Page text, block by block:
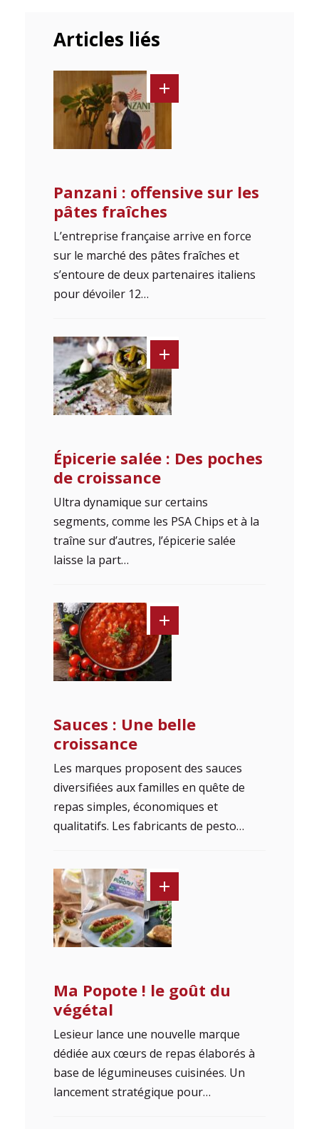
Articles liés
Panzani : offensive sur les
pâtes fraîches
L’entreprise française arrive en force
sur le marché des pâtes fraîches et
s’entoure de deux partenaires italiens
pour dévoiler 12…
Épicerie salée : Des poches
de croissance
Ultra dynamique sur certains
segments, comme les PSA Chips et à la
traîne sur d’autres, l’épicerie salée
laisse la part…
Sauces : Une belle
croissance
Les marques proposent des sauces
diversifiées aux familles en quête de
repas simples, économiques et
qualitatifs. Les fabricants de pesto…
Ma Popote ! le goût du
végétal
Lesieur lance une nouvelle marque
dédiée aux cœurs de repas élaborés à
base de légumineuses cuisinées. Un
lancement stratégique pour…